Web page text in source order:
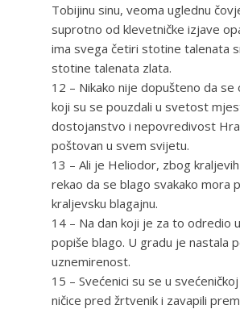
Tobijinu sinu, veoma uglednu
suprotno od klevetničke izjave
ima svega četiri stotine talenata
stotine talenata zlata.
12 – Nikako nije dopušteno da se
koji su se pouzdali u svetost
dostojanstvo i nepovredivost
poštovan u svem svijetu.
13 – Ali je Heliodor, zbog
rekao da se blago svakako mora
kraljevsku blagajnu.
14 – Na dan koji je za to odredio
popiše blago. U gradu je nastala
uznemirenost.
15 – Svećenici su se u
ničice pred žrtvenik i zavapili